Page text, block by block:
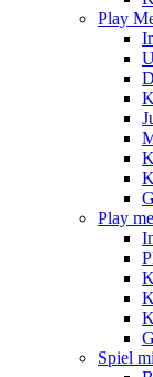
Play
Play
Spiel